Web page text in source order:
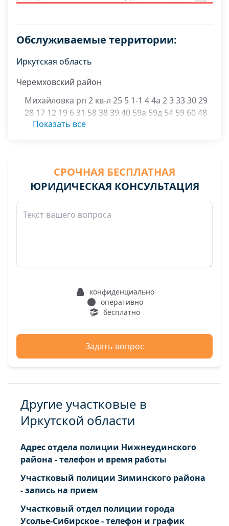
Обслуживаемые территории:
Иркутская область
Черемховский район
Михайловка рп 2 кв-л 25 5 1-1 4 4а 2 3 33 30 29
28 17 12 19 6 31 58 38 39 40 59а 59д 54 59 60 48
32Показать все
СРОЧНАЯ БЕСПЛАТНАЯ
ЮРИДИЧЕСКАЯ КОНСУЛЬТАЦИЯ
конфиденциально
оперативно
бесплатно
Задать вопрос
Другие участковые в
Иркутской области
Адрес отдела полиции Нижнеудинского
района - телефон и время работы
Участковый полиции Зиминского района
- запись на прием
Участковый отдел полиции города
Усолье-Сибирское - телефон и график